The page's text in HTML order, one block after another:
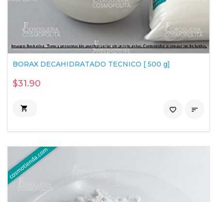
BORAX DECAHIDRATADO TECNICO [ 500 g]
$31.90
 
favorite_border